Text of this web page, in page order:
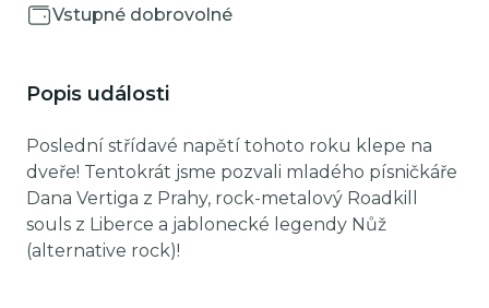
Vstupné dobrovolné
Popis události
Poslední střídavé napětí tohoto roku klepe na
dveře! Tentokrát jsme pozvali mladého písničkáře
Dana Vertiga z Prahy, rock-metalový Roadkill
souls z Liberce a jablonecké legendy Nůž
(alternative rock)!